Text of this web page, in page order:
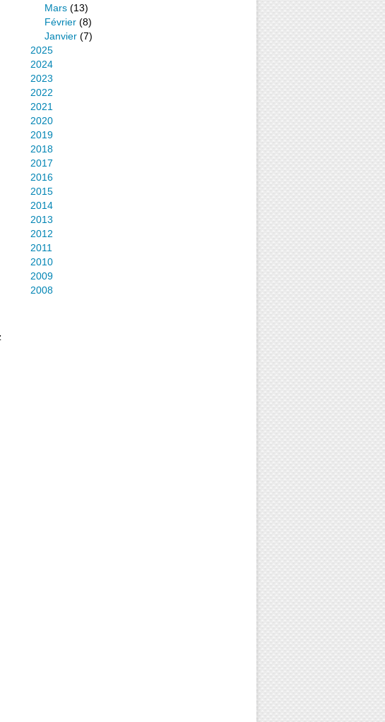
Mars (13)
Février (8)
Janvier (7)
2025
2024
2023
2022
2021
2020
2019
2018
2017
2016
2015
2014
2013
2012
2011
2010
2009
2008